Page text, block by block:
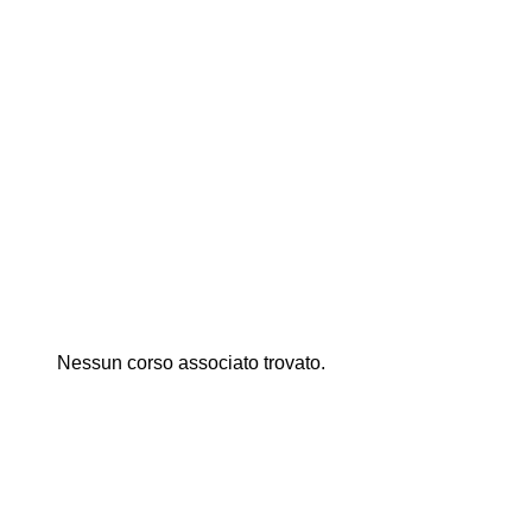
Nessun corso associato trovato.